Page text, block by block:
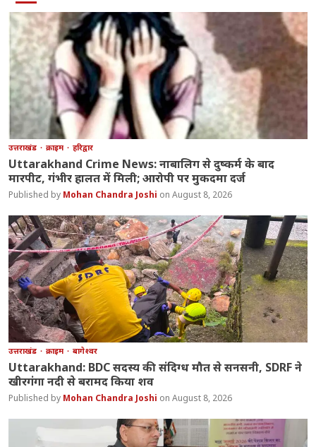
उत्तराखंड क्राइम हरिद्वार
Uttarakhand Crime News: नाबालिग से दुष्कर्म के बाद
मारपीट, गंभीर हालत में मिली; आरोपी पर मुकदमा दर्ज
Mohan Chandra Joshi August 8, 2026
उत्तराखंड क्राइम बागेश्वर
Uttarakhand: BDC सदस्य की संदिग्ध मौत से सनसनी, SDRF ने
खीरगंगा नदी से बरामद किया शव
Mohan Chandra Joshi August 8, 2026